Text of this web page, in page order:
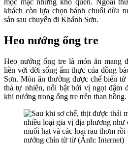
mộc mạc nhưng khó quên. Ngoài
khách còn lựa chọn bánh chuối dừa
sản sau chuyến đi Khánh Sơn.
Heo nướng ống tre
Heo nướng ống tre là món ăn mang
liền với đời sống ẩm thực của đồng
Sơn. Món ăn thường được chế biến
thả tự nhiên, nổi bật bởi vị ngọt đậm
khi nướng trong ống tre trên than hồng.